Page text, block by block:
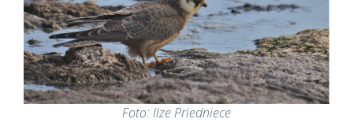
Foto: Ilze Priedniece